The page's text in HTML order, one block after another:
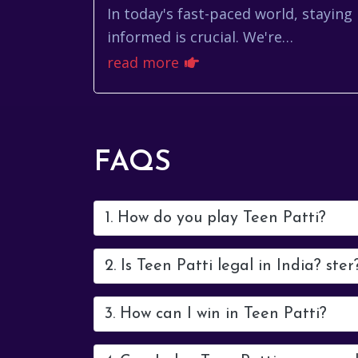
In today's fast-paced world, staying
informed is crucial. We're
bombarded with information from
read more
FAQS
1. How do you play Teen Patti?
2. Is Teen Patti legal in India?
3. How can I win in Teen Patti?